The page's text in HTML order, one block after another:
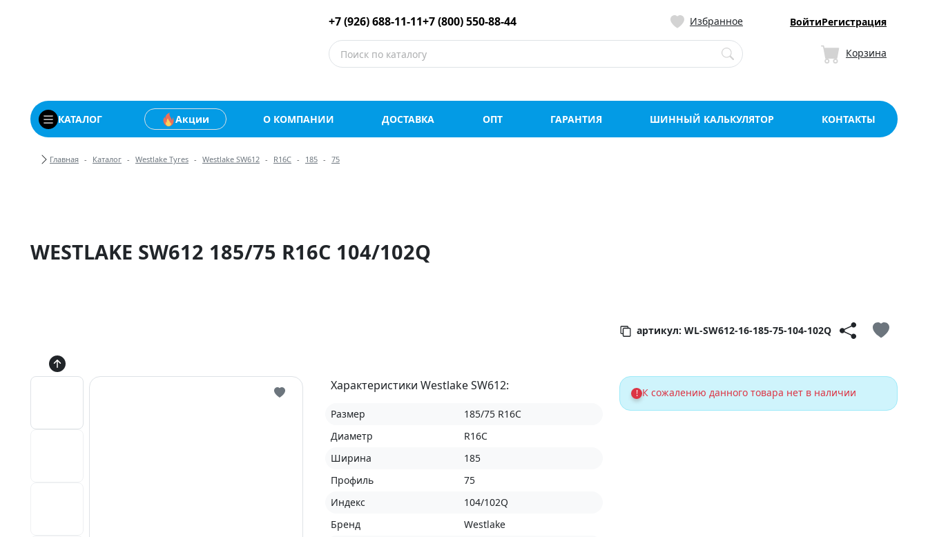
Купить автомобильные шины оптом и в розницу со склада в
+7 (926) 688-11-11+7 (800) 550-88-44 Избранное ВойтиРегистрация
Корзина
КАТАЛОГ Акции О КОМПАНИИ ДОСТАВКА ОПТ ГАРАНТИЯ ШИННЫЙ КАЛЬКУЛЯТОР КОНТАКТЫ
Хлебные крошки
Главная Каталог Westlake Tyres Westlake SW612 R16C 185 75
WESTLAKE SW612 185/75 R16C 104/102Q
артикул: WL-SW612-16-185-75-104-102Q
Характеристики Westlake SW612:
Размер
185/75 R16C
Диаметр
R16C
Ширина
185
Профиль
75
Индекс
104/102Q
Бренд
Westlake
! К сожалению данного товара нет в наличии